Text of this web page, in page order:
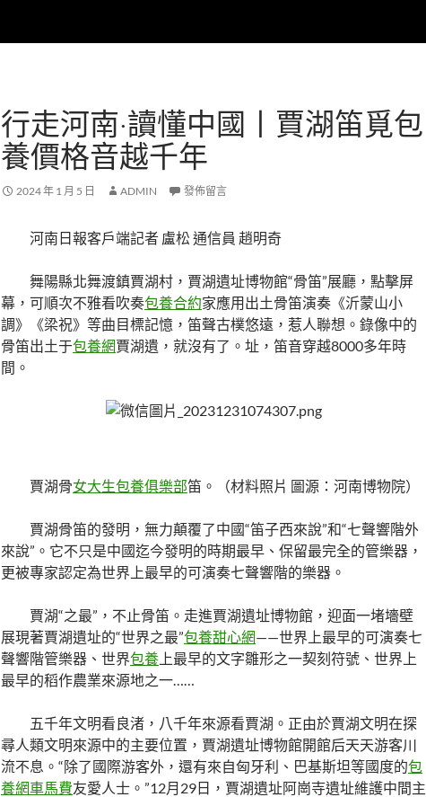
行走河南·讀懂中國丨賈湖笛覓包
養價格音越千年
2024 年 1 月 5 日 ADMIN 發佈留言
河南日報客戶端記者 盧松 通信員 趙明奇
舞陽縣北舞渡鎮賈湖村，賈湖遺址博物館“骨笛”展廳，點擊屏
幕，可順次不雅看吹奏包養合約家應用出土骨笛演奏《沂蒙山小
調》《梁祝》等曲目標記憶，笛聲古樸悠遠，惹人聯想。錄像中的
骨笛出土于包養網賈湖遺，就沒有了。址，笛音穿越8000多年時
間。
賈湖骨女大生包養俱樂部笛。（材料照片 圖源：河南博物院）
賈湖骨笛的發明，無力顛覆了中國“笛子西來說”和“七聲響階外
來說”。它不只是中國迄今發明的時期最早、保留最完全的管樂器，
更被專家認定為世界上最早的可演奏七聲響階的樂器。
賈湖“之最”，不止骨笛。走進賈湖遺址博物館，迎面一堵墻壁
展現著賈湖遺址的“世界之最”包養甜心網——世界上最早的可演奏七
聲響階管樂器、世界包養 上最早的文字雛形之一契刻符號、世界上
最早的稻作農業來源地之一……
五千年文明看良渚，八千年來源看賈湖。正由於賈湖文明在探
尋人類文明來源中的主要位置，賈湖遺址博物館開館后天天游客川
流不息。“除了國際游客外，還有來自匈牙利、巴基斯坦等國度的包
養網車馬費友愛人士。”12月29日，賈湖遺址阿崗寺遺址維護中間主